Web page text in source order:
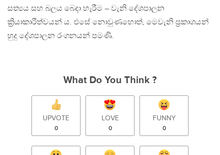
සත්‍යය සහ බලය බෙදා හැරීම – වැනි දේශපාලන
ක්‍රියාකාරීත්වයන් ය. එසේ නොවුණහොත්, මෙවැනි ප්‍රකාශයන්
හුදු දේශපාලන රංගනයන් පමණි.
What Do You Think ?
UPVOTE
0
LOVE
0
FUNNY
0